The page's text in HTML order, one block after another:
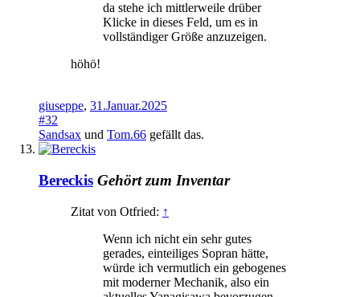
da stehe ich mittlerweile drüber
Klicke in dieses Feld, um es in
vollständiger Größe anzuzeigen.
höhö!
giuseppe, 31.Januar.2025
#32
Sandsax und Tom.66 gefällt das.
Bereckis Gehört zum Inventar
Zitat von Otfried: ↑
Wenn ich nicht ein sehr gutes
gerades, einteiliges Sopran hätte,
würde ich vermutlich ein gebogenes
mit moderner Mechanik, also ein